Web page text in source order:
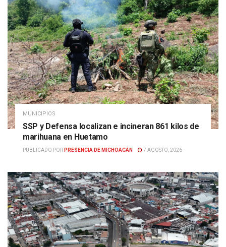
MUNICIPIOS
SSP y Defensa localizan e incineran 861 kilos de
marihuana en Huetamo
PUBLICADO POR PRESENCIA DE MICHOACÁN 7 AGOSTO, 2026